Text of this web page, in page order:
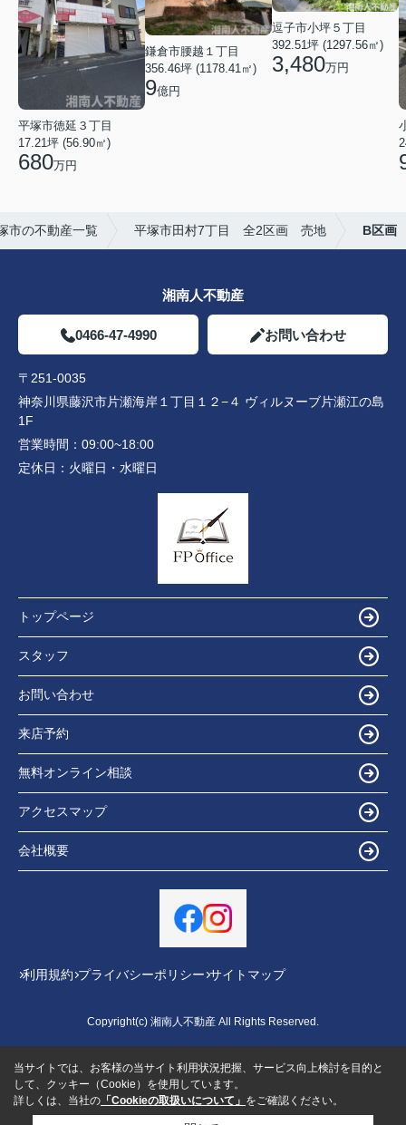
平塚市徳延３丁目
17.21坪 (56.90㎡)
680万円
鎌倉市腰越１丁目
356.46坪 (1178.41㎡)
9億円
逗子市小坪５丁目
392.51坪 (1297.56㎡)
3,480万円
市の不動産一覧 平塚市田村7丁目 全2区画 売地 B区画
湘南人不動産
0466-47-4990 お問い合わせ
〒251-0035
神奈川県藤沢市片瀬海岸１丁目１２−４ ヴィルヌーブ片瀬江の島
1F
営業時間： 09:00~18:00
定休日： 火曜日・水曜日
トップページ
スタッフ
お問い合わせ
来店予約
無料オンライン相談
アクセスマップ
会社概要
利用規約 プライバシーポリシー サイトマップ
Copyright(c) 湘南人不動産 All Rights Reserved.
当サイトでは、お客様の当サイト利用状況把握、サービス向上検討を目的と
して、クッキー（Cookie）を使用しています。
詳しくは、当社の 「Cookieの取扱いについて」 をご確認ください。